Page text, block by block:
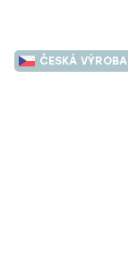
ČESKÁ VÝROBA